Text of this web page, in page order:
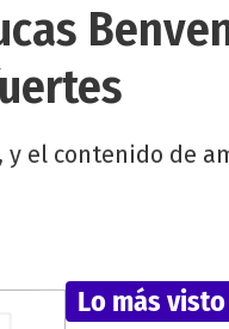
y el contenido de
Lo más visto